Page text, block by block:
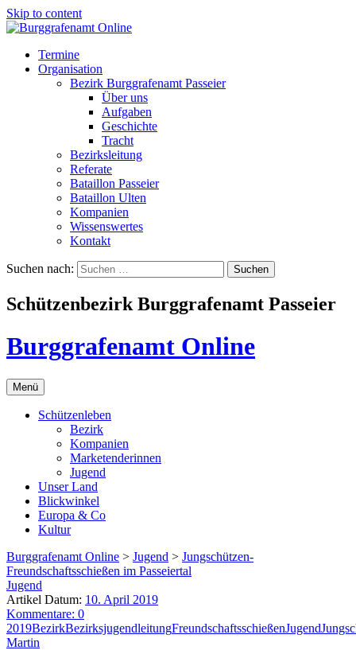
Skip to content
Termine
Organisation
Bezirk Burggrafenamt Passeier
Über uns
Aufgaben
Geschichte
Tracht
Bezirksleitung
Referate
Bataillon Passeier
Bataillon Ulten
Kompanien
Wissenswertes
Kontakt
Suchen nach:
Schützenbezirk Burggrafenamt Passeier
Burggrafenamt Online
Menü
Schützenleben
Bezirk
Kompanien
Marketenderinnen
Jugend
Unser Land
Blickwinkel
Europa & Co
Kultur
Burggrafenamt Online > Jugend > Jungschützen-
Freundschaftsschießen im Passeiertal
Jugend
Artikel Datum: 10. April 2019
Kommentare: 0
2019BezirkBezirksjugendleitungFreundschaftsschießenJugend
Martin